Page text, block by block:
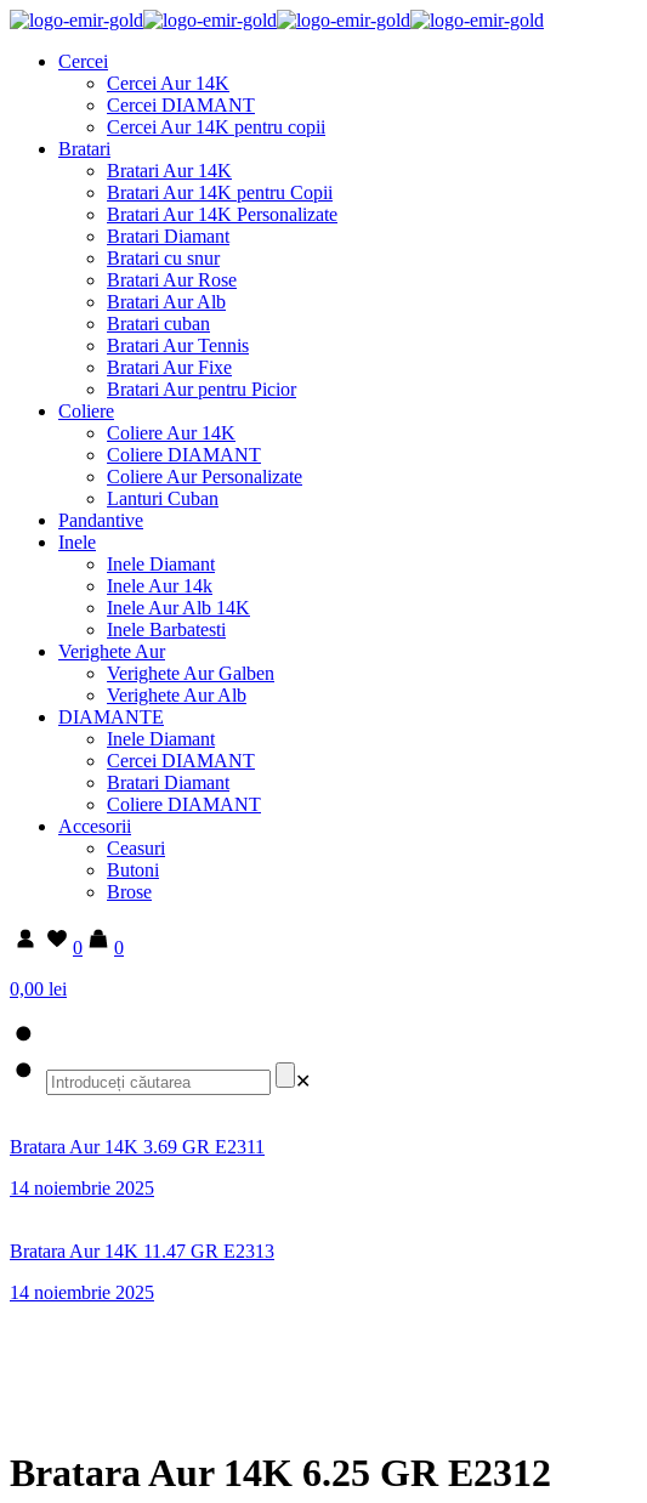
Cercei
Cercei Aur 14K
Cercei DIAMANT
Cercei Aur 14K pentru copii
Bratari
Bratari Aur 14K
Bratari Aur 14K pentru Copii
Bratari Aur 14K Personalizate
Bratari Diamant
Bratari cu snur
Bratari Aur Rose
Bratari Aur Alb
Bratari cuban
Bratari Aur Tennis
Bratari Aur Fixe
Bratari Aur pentru Picior
Coliere
Coliere Aur 14K
Coliere DIAMANT
Coliere Aur Personalizate
Lanturi Cuban
Pandantive
Inele
Inele Diamant
Inele Aur 14k
Inele Aur Alb 14K
Inele Barbatesti
Verighete Aur
Verighete Aur Galben
Verighete Aur Alb
DIAMANTE
Inele Diamant
Cercei DIAMANT
Bratari Diamant
Coliere DIAMANT
Accesorii
Ceasuri
Butoni
Brose
0
0
0,00 lei
✕
Bratara Aur 14K 3.69 GR E2311
14 noiembrie 2025
Bratara Aur 14K 11.47 GR E2313
14 noiembrie 2025
Bratara Aur 14K 6.25 GR E2312